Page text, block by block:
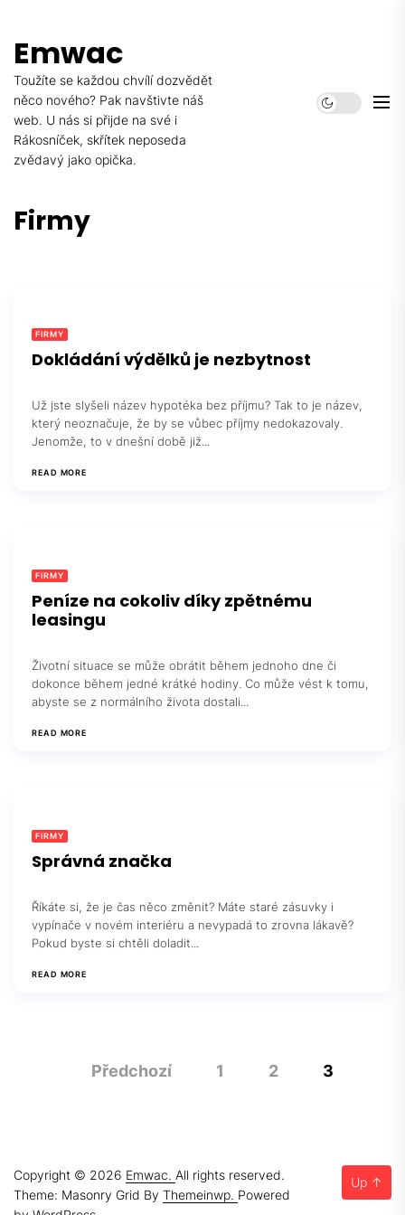
the
content
Emwac
Toužíte se každou chvílí dozvědět
něco nového? Pak navštivte náš
web. U nás si přijde na své i
Rákosníček, skřítek neposeda
zvědavý jako opička.
Firmy
FIRMY
Dokládání výdělků je nezbytnost
Už jste slyšeli název hypotéka bez příjmu? Tak to je název,
který neoznačuje, že by se vůbec příjmy nedokazovaly.
Jenomže, to v dnešní době již...
READ MORE
FIRMY
Peníze na cokoliv díky zpětnému
leasingu
Životní situace se může obrátit během jednoho dne či
dokonce během jedné krátké hodiny. Co může vést k tomu,
abyste se z normálního života dostali...
READ MORE
FIRMY
Správná značka
Říkáte si, že je čas něco změnit? Máte staré zásuvky i
vypínače v novém interiéru a nevypadá to zrovna lákavě?
Pokud byste si chtěli doladit...
READ MORE
Stránkování
Předchozí 1 2 3
Copyright © 2026 Emwac. All rights reserved.
Theme: Masonry Grid By Themeinwp. Powered
Up ↑